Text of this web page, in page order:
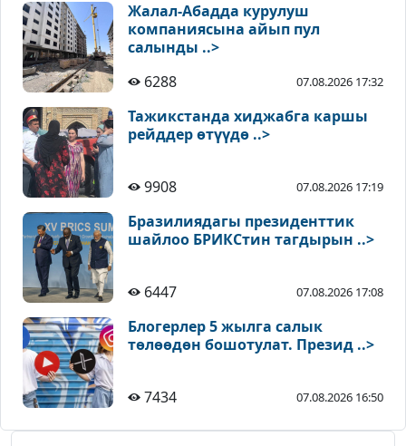
Жалал-Абадда курулуш
компаниясына айып пул
салынды ..>
6288
07.08.2026 17:32
Тажикстанда хиджабга каршы
рейддер өтүүдө ..>
9908 07.08.2026 17:19
Бразилиядагы президенттик
шайлоо БРИКСтин тагдырын ..>
6447 07.08.2026 17:08
Блогерлер 5 жылга салык
төлөөдөн бошотулат. Презид ..>
7434 07.08.2026 16:50